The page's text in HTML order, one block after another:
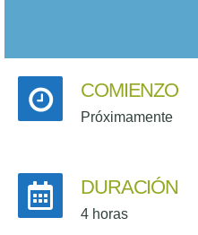
COMIENZO
Próximamente
DURACIÓN
4 horas